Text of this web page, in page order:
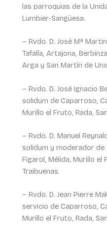
las parroquias de la
Lumbier-Sangüesa.
– Rvdo. D. José Mª
Tafalla, Artajona,
Arga y San Martín de
– Rvdo. D. José Ignacio
solidum de Caparroso,
Murillo el Fruto, Rada,
– Rvdo. D. Manuel
solidum y moderador de
Figarol, Mélida, Murillo el
Traibuenas.
– Rvdo. D. Jean Pierre
servicio de Caparroso,
Murillo el Fruto, Rada,